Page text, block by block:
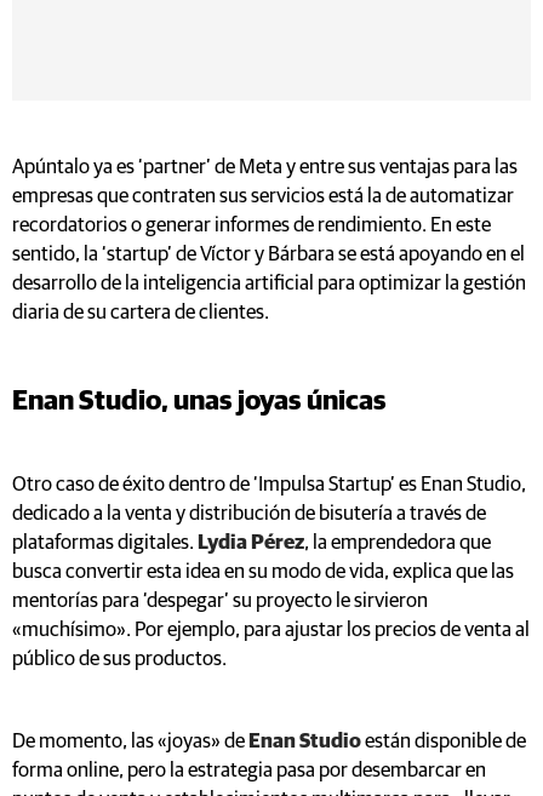
Apúntalo ya es ‘partner’ de Meta y entre sus ventajas para las
empresas que contraten sus servicios está la de automatizar
recordatorios o generar informes de rendimiento. En este
sentido, la ‘startup’ de Víctor y Bárbara se está apoyando en el
desarrollo de la inteligencia artificial para optimizar la gestión
diaria de su cartera de clientes.
Enan Studio, unas joyas únicas
Otro caso de éxito dentro de ‘Impulsa Startup’ es Enan Studio,
dedicado a la venta y distribución de bisutería a través de
plataformas digitales. Lydia Pérez, la emprendedora que
busca convertir esta idea en su modo de vida, explica que las
mentorías para ‘despegar’ su proyecto le sirvieron
«muchísimo». Por ejemplo, para ajustar los precios de venta al
público de sus productos.
De momento, las «joyas» de Enan Studioestán disponible de
forma online, pero la estrategia pasa por desembarcar en